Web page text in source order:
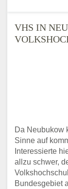
VHS IN
Da Neubukow
Sinne auf
Interessierte
allzu schwer,
Bundesgebiet